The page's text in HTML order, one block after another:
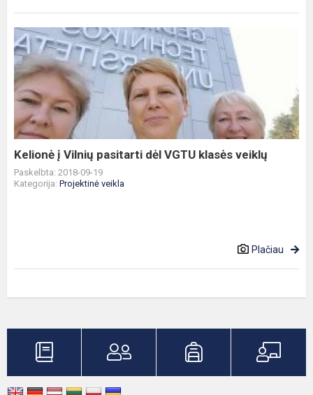
Kelionė
į
Vilnių
pasitarti
dėl
VGTU
klasės
veiklų
Kelionė į Vilnių pasitarti dėl VGTU klasės veiklų
Paskelbta: 2018-09-19
Kategorija: Projektinė veikla
Plačiau